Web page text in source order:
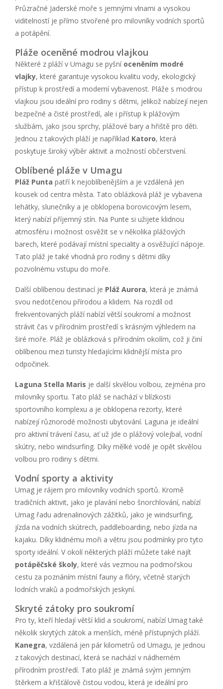
Průzračné Jaderské moře s jemnými vlnami a vysokou
viditelností je přímo stvořené pro milovníky vodních sportů
a potápění.
Pláže oceněné modrou vlajkou
Některé z pláží v Umagu se pyšní oceněním modré
vlajky, které garantuje vysokou kvalitu vody, ekologický
přístup k prostředí a moderní vybavenost. Pláže s modrou
vlajkou jsou ideální pro rodiny s dětmi, jelikož nabízejí nejen
bezpečné a čisté prostředí, ale i přístup k plážovým
službám, jako jsou sprchy, plážové bary a hřiště pro děti.
Jednou z takových pláží je například Katoro, která
poskytuje široký výběr aktivit a možností občerstvení.
Oblíbené pláže v Umagu
Pláž Punta patří k nejoblíbenějším a je vzdálená jen
kousek od centra města. Tato oblázková pláž je vybavena
lehátky, slunečníky a je obklopena borovicovým lesem,
který nabízí příjemný stín. Na Punte si užijete klidnou
atmosféru i možnost osvěžit se v několika plážových
barech, které podávají místní speciality a osvěžující nápoje.
Tato pláž je také vhodná pro rodiny s dětmi díky
pozvolnému vstupu do moře.
Další oblíbenou destinací je Pláž Aurora, která je známá
svou nedotčenou přírodou a klidem. Na rozdíl od
frekventovaných pláží nabízí větší soukromí a možnost
strávit čas v přírodním prostředí s krásným výhledem na
širé moře. Pláž je oblázková s přírodním okolím, což ji činí
oblíbenou mezi turisty hledajícími klidnější místa pro
odpočinek.
Laguna Stella Maris je další skvělou volbou, zejména pro
milovníky sportu. Tato pláž se nachází v blízkosti
sportovního komplexu a je obklopena rezorty, které
nabízejí různorodé možnosti ubytování. Laguna je ideální
pro aktivní trávení času, ať už jde o plážový volejbal, vodní
skútry, nebo windsurfing. Díky mělké vodě je opět skvělou
volbou pro rodiny s dětmi.
Vodní sporty a aktivity
Umag je rájem pro milovníky vodních sportů. Kromě
tradičních aktivit, jako je plavání nebo šnorchlování, nabízí
Umag řadu adrenalinových zážitků, jako je windsurfing,
jízda na vodních skútrech, paddleboarding, nebo jízda na
kajaku. Díky klidnému moři a větru jsou podmínky pro tyto
sporty ideální. V okolí některých pláží můžete také najít
potápěčské školy, které vás vezmou na podmořskou
cestu za poznáním místní fauny a flóry, včetně starých
lodních vraků a podmořských jeskyní.
Skryté zátoky pro soukromí
Pro ty, kteří hledají větší klid a soukromí, nabízí Umag také
několik skrytých zátok a menších, méně přístupných pláží.
Kanegra, vzdálená jen pár kilometrů od Umagu, je jednou
z takových destinací, která se nachází v nádherném
přírodním prostředí. Tato pláž je známá svým jemným
štěrkem a křišťálově čistou vodou, která je ideální pro